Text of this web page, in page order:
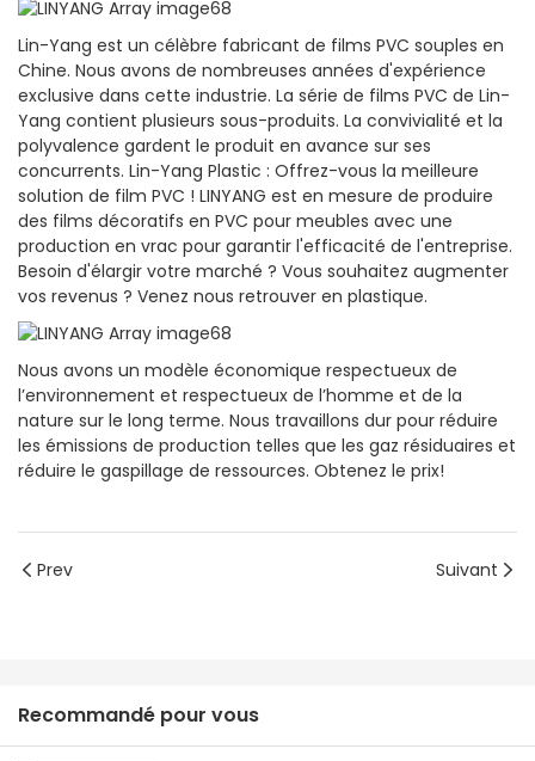
Lin-Yang est un célèbre fabricant de films PVC souples en
Chine. Nous avons de nombreuses années d'expérience
exclusive dans cette industrie. La série de films PVC de Lin-
Yang contient plusieurs sous-produits. La convivialité et la
polyvalence gardent le produit en avance sur ses
concurrents. Lin-Yang Plastic : Offrez-vous la meilleure
solution de film PVC ! LINYANG est en mesure de produire
des films décoratifs en PVC pour meubles avec une
production en vrac pour garantir l'efficacité de l'entreprise.
Besoin d'élargir votre marché ? Vous souhaitez augmenter
vos revenus ? Venez nous retrouver en plastique.
Nous avons un modèle économique respectueux de
l’environnement et respectueux de l’homme et de la
nature sur le long terme. Nous travaillons dur pour réduire
les émissions de production telles que les gaz résiduaires et
réduire le gaspillage de ressources. Obtenez le prix!
Prev Suivant
Recommandé pour vous